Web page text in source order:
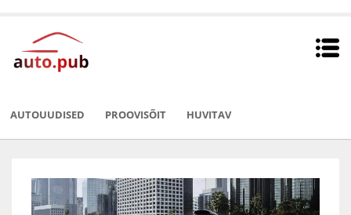
AUTOUUDISED PROOVISÕIT HUVITAV